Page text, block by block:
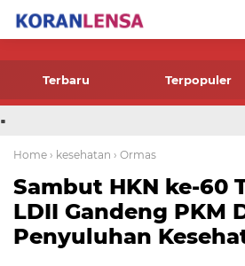
-->
Terbaru Terpopuler
.
Home › kesehatan › Ormas
Sambut HKN ke-60
LDII Gandeng PKM
Penyuluhan